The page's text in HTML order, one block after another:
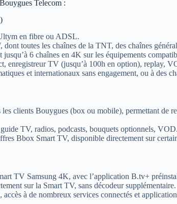
Telecom :
en fibre ou ADSL.
dont toutes les chaînes de la TNT, des chaînes
6 chaînes en 4K sur les équipements
enregistreur TV (jusqu’à 100h en option), replay,
et internationaux sans engagement, ou à des
clients Bouygues (box ou mobile), permettant de
TV, radios, podcasts, bouquets optionnels, VOD.
Bbox Smart TV, disponible directement sur
TV Samsung 4K, avec l’application B.tv+
sur la Smart TV, sans décodeur supplémentaire.
à de nombreux services connectés et